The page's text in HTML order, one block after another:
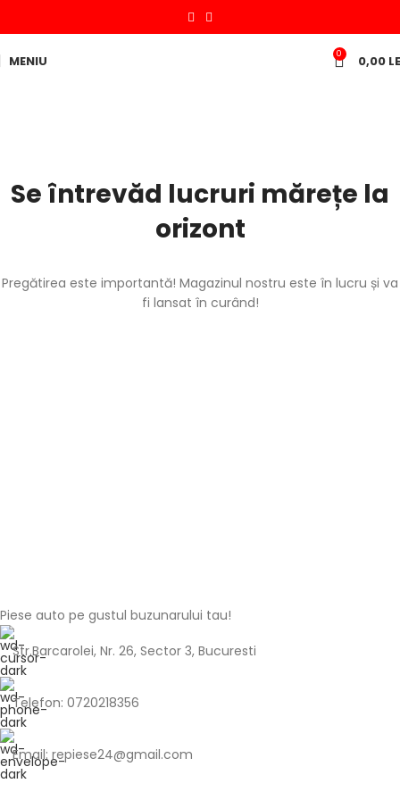
MENIU 0 0,00
Se întrevăd lucruri mărețe la
orizont
Pregătirea este importantă! Magazinul nostru este în lucru și va
fi lansat în curând!
Piese auto pe gustul buzunarului tau!
Str.Barcarolei, Nr. 26, Sector 3, Bucuresti
Telefon: 0720218356
Email: repiese24@gmail.com